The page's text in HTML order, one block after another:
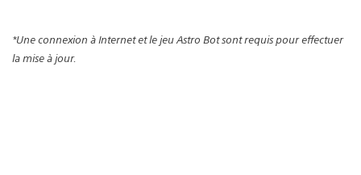
*Une connexion à Internet et le jeu Astro Bot sont requis pour effectuer
la mise à jour.